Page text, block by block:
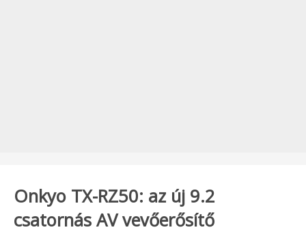
Onkyo TX-RZ50: az új 9.2
csatornás AV vevőerősítő